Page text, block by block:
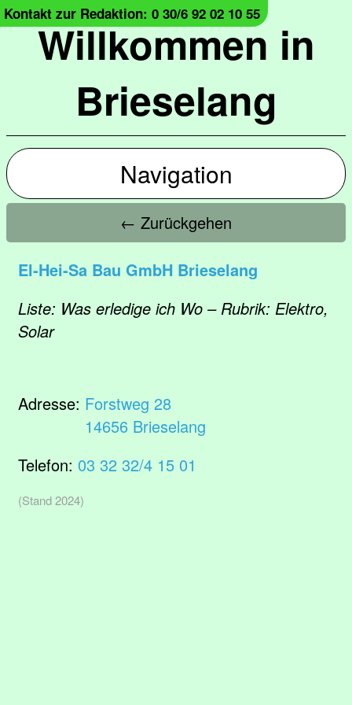
Willkommen in
Brieselang
Kontakt zur Redaktion: 0 30/6 92 02 10 55
Navigation
← Zurückgehen
El-Hei-Sa Bau GmbH Brieselang
Liste: Was erledige ich Wo – Rubrik: Elektro,
Solar
Adresse: Forstweg 28
14656 Brieselang
Telefon: 03 32 32/4 15 01
(Stand 2024)